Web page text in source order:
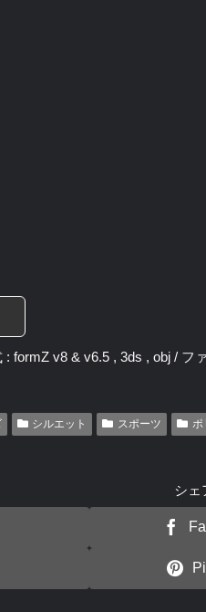
formZ v8 & v6.5 , 3ds , obj / フ
シルエット スポーツ ポ
シェ